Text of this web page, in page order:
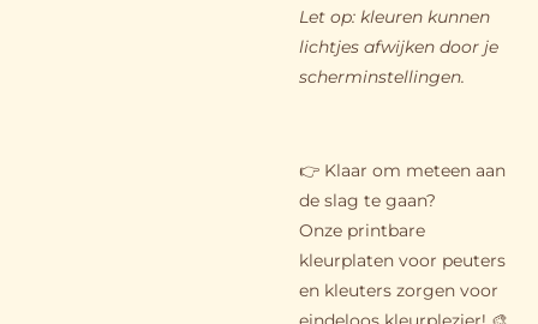
Let op: kleuren kunnen
lichtjes afwijken door je
scherminstellingen.
👉 Klaar om meteen aan
de slag te gaan?
Onze printbare
kleurplaten voor peuters
en kleuters zorgen voor